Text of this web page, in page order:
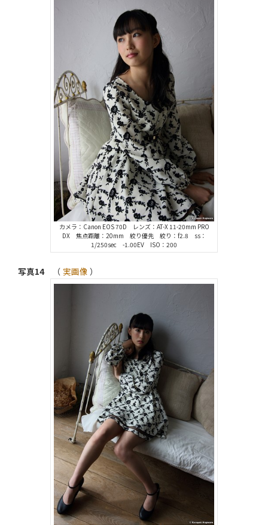
カメラ：Canon EOS 70D レンズ：AT-X 11-20mm PRO
DX 焦点距離：20mm 絞り優先 絞り：f2.8 ss：
1/250sec -1.00EV ISO：200
写真14（ 実画像 ）